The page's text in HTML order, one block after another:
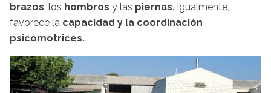
brazos, los hombros y las piernas. Igualmente,
favorece la capacidad y la coordinación
psicomotrices.